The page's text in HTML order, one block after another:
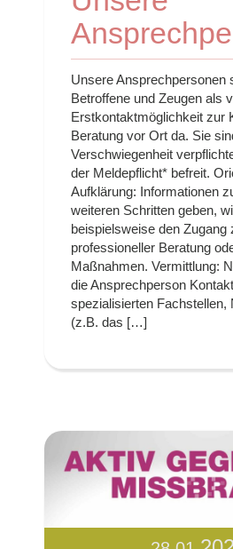
Unsere Ansprechpersonen
Betroffene und Zeugen als
Erstkontaktmöglichkeit zur
Beratung vor Ort da. Sie
Verschwiegenheit
der Meldepflicht* befreit.
Aufklärung: Informationen
weiteren Schritten geben,
beispielsweise den Zugang
professioneller Beratung
Maßnahmen. Vermittlung:
die Ansprechperson
spezialisierten Fachstellen,
(z.B. das […]